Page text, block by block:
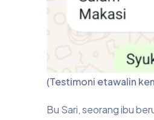
(Testimoni etawalin
Bu Sari, seorang ibu